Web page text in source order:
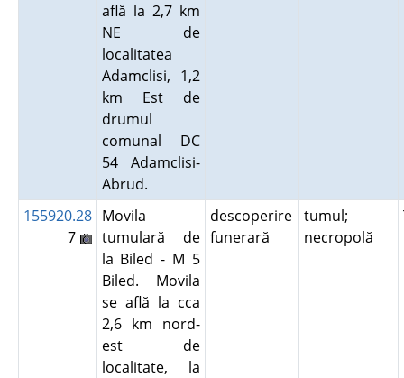
află la 2,7 km
NE de
localitatea
Adamclisi, 1,2
km Est de
drumul
comunal DC
54 Adamclisi-
Abrud.
155920.28
7
Movila
tumulară de
la Biled - M 5
Biled. Movila
se află la cca
2,6 km nord-
est de
localitate, la
descoperire
funerară
tumul;
necropolă